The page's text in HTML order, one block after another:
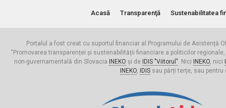
Acasă Transparenţă Sustenabilitatea
Portalul a fost creat cu suportul financiar al Programului de Asistență
"Promovarea transparenței și sustenabilității financiare a politicilor
non-guvernamentală din Slovacia
INEKO și de IDIS "Viitorul". Nici INEKO, nici
INEKO, IDISsau părți terțe, sau pentru